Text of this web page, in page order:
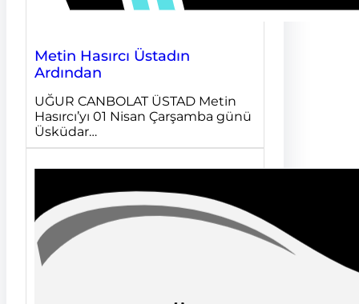
Metin Hasırcı Üstadın
Ardından
UĞUR CANBOLAT ÜSTAD Metin
Hasırcı’yı 01 Nisan Çarşamba günü
Üsküdar…